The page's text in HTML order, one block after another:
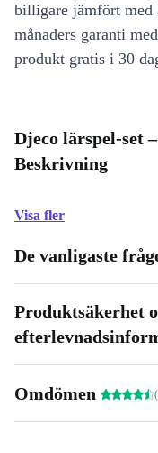
billigare jämfört med
månaders garanti
produkt gratis i 30
Djeco lärspel-set
Beskrivning
Visa fler
De vanligaste
Produktsäkerhet
Omdömen